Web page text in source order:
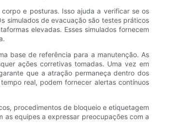
e posturas. Isso ajuda a verificar se os
simulados de evacuação são testes práticos
elevadas. Esses simulados fornecem
base de referência para a manutenção. As
ações corretivas tomadas. Uma vez em
que a atração permaneça dentro dos
real, podem fornecer alertas contínuos
procedimentos de bloqueio e etiquetagem
as equipes a expressar preocupações com a